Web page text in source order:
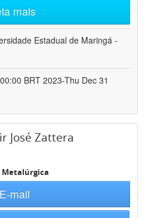
mais
Estadual de Maringá -
BRT 2023-Thu Dec 31
José Zattera
Metalúrgica
E-mail